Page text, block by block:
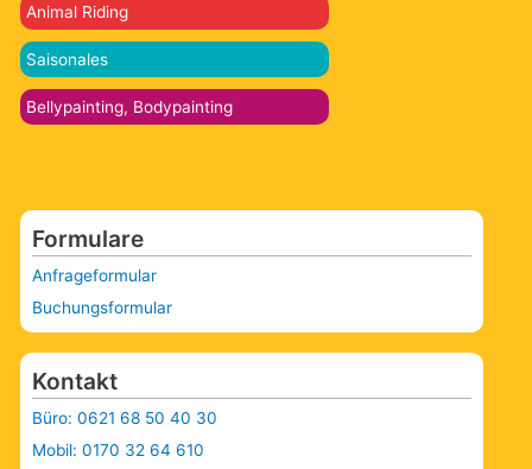
Animal Riding
Saisonales
Bellypainting, Bodypainting
Formulare
Anfrageformular
Buchungsformular
Kontakt
Büro: 0621 68 50 40 30
Mobil: 0170 32 64 610